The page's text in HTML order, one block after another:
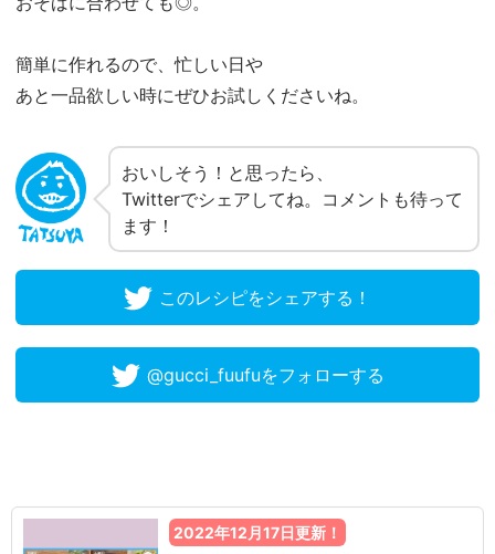
簡単に作れるので、忙しい日や
あと一品欲しい時にぜひお試しくださいね。
おいしそう！と思ったら、
Twitterでシェアしてね。コメントも待って
ます！
このレシピをシェアする！
@gucci_fuufuをフォローする
2022年12月17日更新！